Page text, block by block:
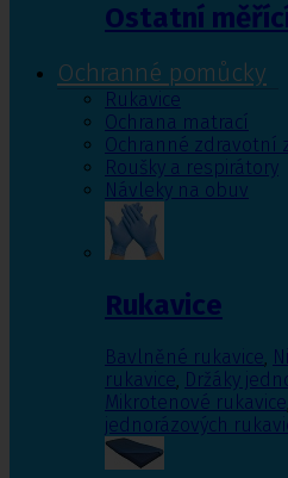
Ostatní
Ochranné pomůcky
Rukavice
Ochrana matrací
Ochranné zdravotní
Roušky a respirátory
Návleky na obuv
Rukavice
Bavlněné rukavice,
rukavice, Držáky
Mikrotenové rukavice
jednorázových